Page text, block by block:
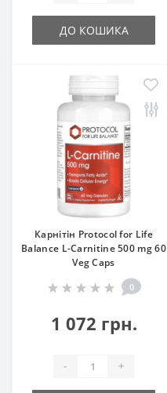
ДО КОШИКА
Карнітін Protocol for Life
Balance L-Carnitine 500 mg 60
Veg Caps
0
1 072 грн.
- +